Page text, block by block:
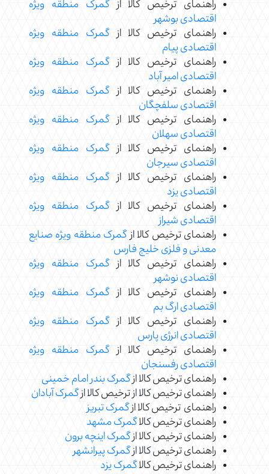
راهنمای ترخیص کالا ازگمرک منطقه ویژه
اقتصادی بوشهر
راهنمای ترخیص کالا ازگمرک منطقه ویژه
اقتصادی پیام
راهنمای ترخیص کالا ازگمرک منطقه ویژه
اقتصادی امیر آباد
راهنمای ترخیص کالا ازگمرک منطقه ویژه
اقتصادی سلفچگان
راهنمای ترخیص کالا ازگمرک منطقه ویژه
اقتصادی سهلان
راهنمای ترخیص کالا ازگمرک منطقه ویژه
اقتصادی سیرجان
راهنمای ترخیص کالا ازگمرک منطقه ویژه
اقتصادی یزد
راهنمای ترخیص کالا ازگمرک منطقه ویژه
اقتصادی شیراز
راهنمای ترخیص کالا ازگمرک منطقه ویژه صنایع
معدنی و فلزی خلیج فارس
راهنمای ترخیص کالا ازگمرک منطقه ویژه
اقتصادی نوشهر
راهنمای ترخیص کالا ازگمرک منطقه ویژه
اقتصادی ارگ بم
راهنمای ترخیص کالا ازگمرک منطقه ویژه
اقتصادی انرژی پارس
راهنمای ترخیص کالا ازگمرک منطقه ویژه
اقتصادی رفسنجان
راهنمای ترخیص کالا ازگمرک بندر امام خمینی
راهنمای ترخیص کالا از ترخیص کالا ازگمرک آبادان
راهنمای ترخیص کالا ازگمرک تبریز
راهنمای ترخیص کالاگمرک مشهد
راهنمای ترخیص کالا ازگمرک اینچه برون
راهنمای ترخیص کالا ازگمرک پیرانشهر
راهنمای ترخیص کالاگمرک یزد